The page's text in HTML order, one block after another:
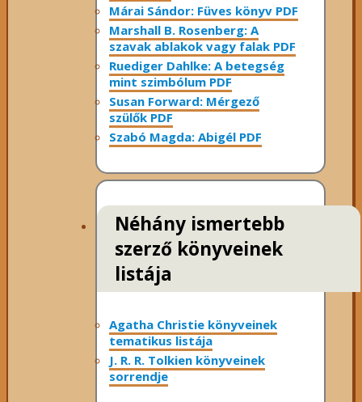
Márai Sándor: Füves könyv PDF
Marshall B. Rosenberg: A
szavak ablakok vagy falak PDF
Ruediger Dahlke: A betegség
mint szimbólum PDF
Susan Forward: Mérgező
szülők PDF
Szabó Magda: Abigél PDF
Néhány ismertebb
szerző könyveinek
listája
Agatha Christie könyveinek
tematikus listája
J. R. R. Tolkien könyveinek
sorrendje